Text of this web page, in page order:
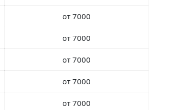
от 7000
от 7000
от 7000
от 7000
от 7000